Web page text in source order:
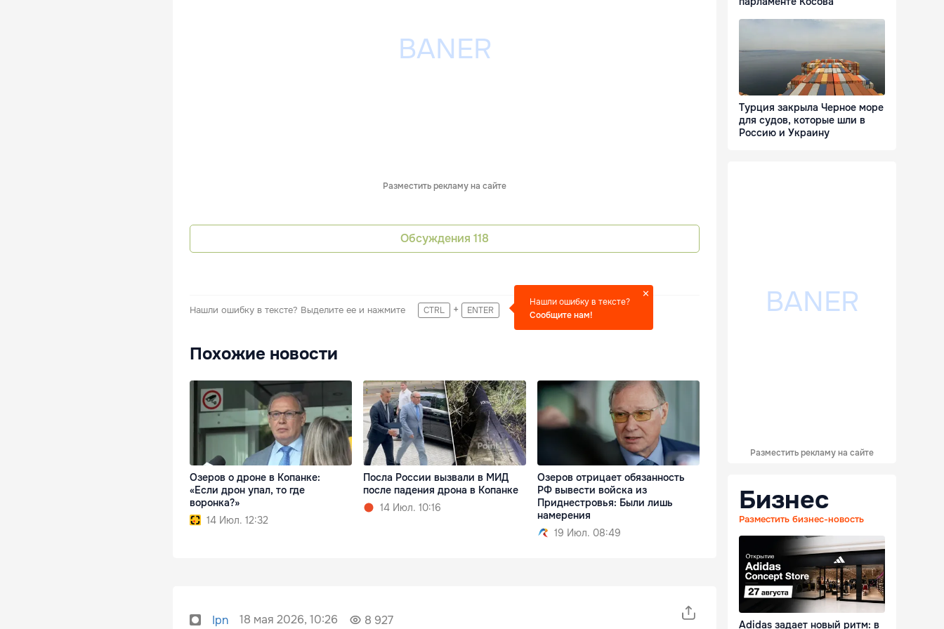
Разместить рекламу на сайте
Обсуждения 118
Нашли ошибку в тексте? Выделите ее и нажмите CTRL + ENTER
Нашли ошибку в тексте?
Сообщите нам!
Похожие новости
Озеров о дроне в Копанке:
«Если дрон упал, то где
воронка?»
14 Июл. 12:32
Посла России вызвали в МИД
после падения дрона в Копанке
14 Июл. 10:16
Озеров отрицает обязанность
РФ вывести войска из
Приднестровья: Были лишь
намерения
19 Июл. 08:49
Ipn 18 мая 2026, 10:26 8 927
Турция закрыла Черное море
для судов, которые шли в
Россию и Украину
Разместить рекламу на сайте
Бизнес
Разместить бизнес-новость
Adidas задает новый ритм: в